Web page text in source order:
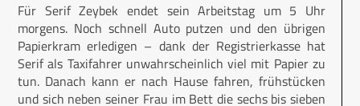
Für Serif Zeybek endet sein Arbeitstag um 5 Uhr
morgens. Noch schnell Auto putzen und den übrigen
Papierkram erledigen – dank der Registrierkasse hat
Serif als Taxifahrer unwahrscheinlich viel mit Papier zu
tun. Danach kann er nach Hause fahren, frühstücken
und sich neben seiner Frau im Bett die sechs bis sieben